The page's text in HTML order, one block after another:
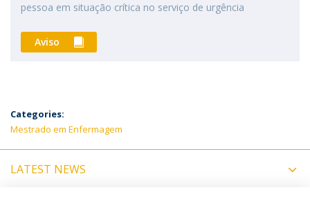
pessoa em situação crítica no serviço de urgência
Aviso
Categories:
Mestrado em Enfermagem
LATEST NEWS